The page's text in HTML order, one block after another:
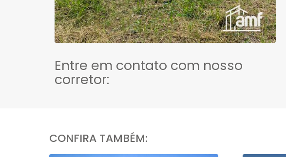
Entre em contato com nosso
corretor:
CONFIRA TAMBÉM: